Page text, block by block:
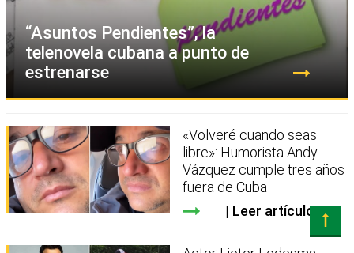
“Asuntos Pendientes”, la
telenovela cubana a punto de
estrenarse
«Volveré cuando seas
libre»: Humorista Andy
Vázquez cumple tres años
fuera de Cuba
Leer artículo